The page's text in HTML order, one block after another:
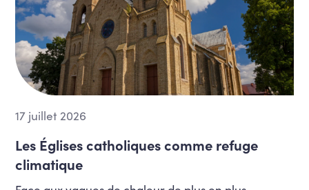
17 juillet 2026
Les Églises catholiques comme refuge
climatique